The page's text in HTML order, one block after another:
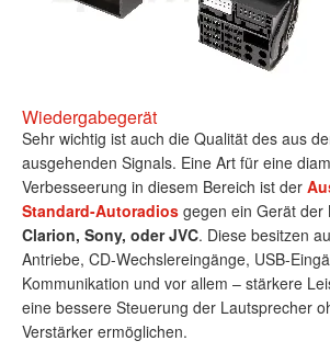
Wiedergabegerät
Sehr wichtig ist auch die Qualität des aus
ausgehenden Signals. Eine Art für eine
Verbesseerung in diesem Bereich ist der
Standard-Autoradios gegen ein Gerät der
Clarion, Sony, oder JVC. Diese besitzen
Antriebe, CD-Wechslereingänge, USB-
Kommunikation und vor allem – stärkere
eine bessere Steuerung der Lautsprecher
Verstärker ermöglichen.